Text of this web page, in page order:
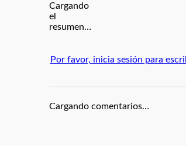
Cargando
el
resumen…
Por favor, inicia sesión para
Cargando comentarios…